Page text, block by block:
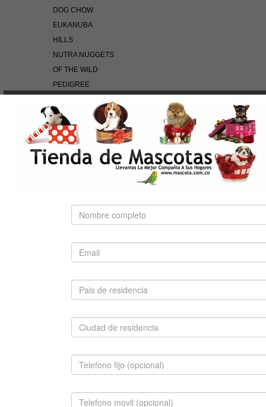
DOG CHOW
EUKANUBA
HILLS
NUTRA NUGGETS
OF THE WILD
PEDIGREE
ROYAL CANIN
BÚSQUEDA RÁPIDA
Use palabras clave para encontrar el producto que
Búsqueda Avanzada
BERNES DE LA MONTAÑA